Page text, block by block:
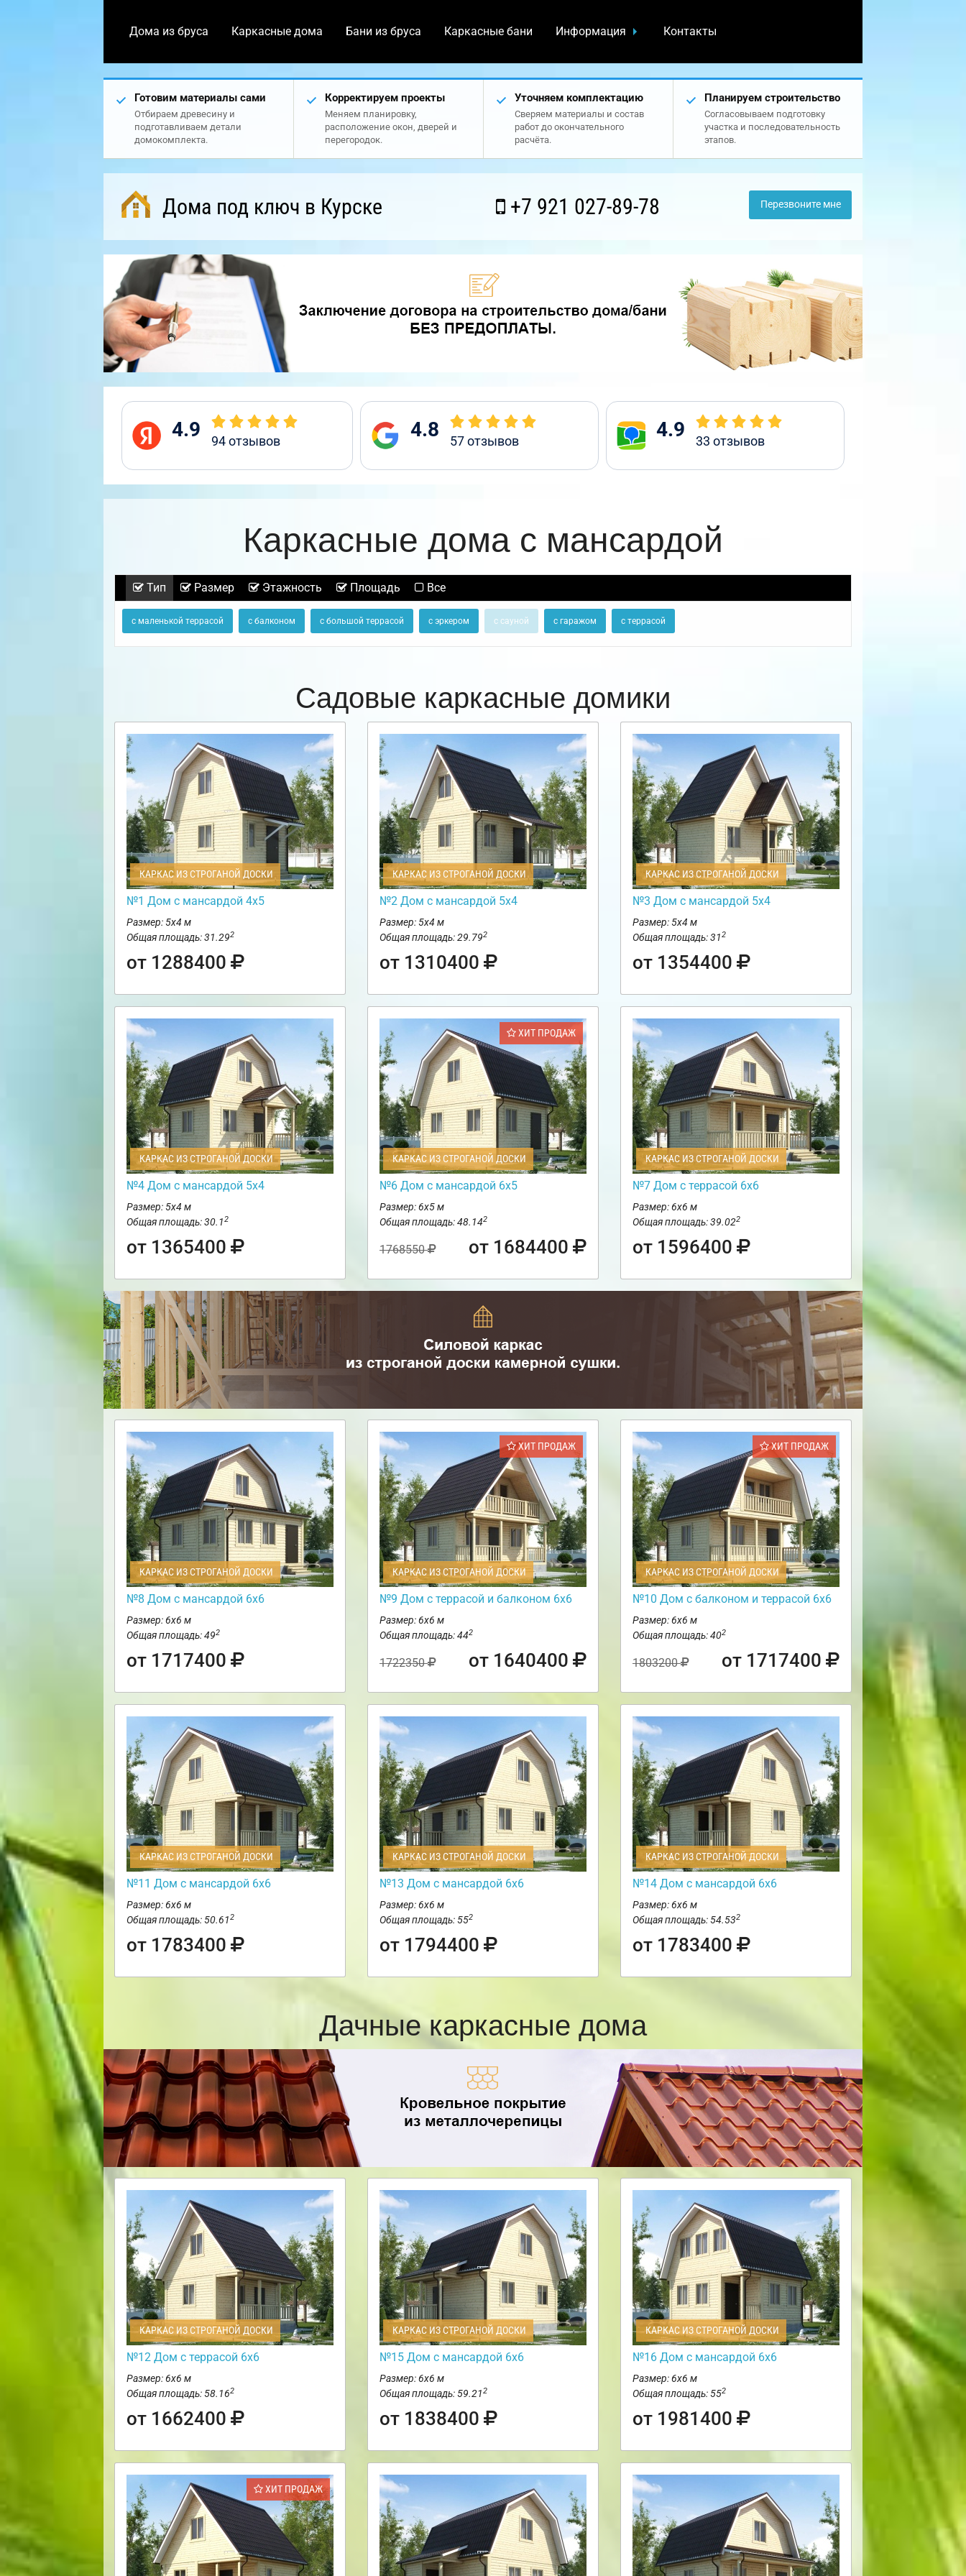
Дома из бруса Каркасные дома Бани из бруса Каркасные бани Информация Контакты
Готовим материалы сами
Отбираем древесину и
подготавливаем детали
домокомплекта.
Корректируем проекты
Меняем планировку,
расположение окон, дверей и
перегородок.
Уточняем комплектацию
Сверяем материалы и состав
работ до окончательного
расчёта.
Планируем строительство
Согласовываем подготовку
участка и последовательность
этапов.
Дома под ключ в Курске +7 921 027-89-78 Перезвоните мне
4.9 94отзывов 4.8 57отзывов 4.9 33 отзывов
Каркасные дома с мансардой
Тип Размер Этажность Площадь Все
с маленькой террасой с балконом с большой террасой с эркером с сауной с гаражом с террасой
Садовые каркасные домики
КАРКАС ИЗ СТРОГАНОЙ ДОСКИ
№1 Дом с мансардой 4х5
Размер: 5х4 м
Общая площадь: 31.292
от 1288400
КАРКАС ИЗ СТРОГАНОЙ ДОСКИ
№2 Дом с мансардой 5х4
Размер: 5х4 м
Общая площадь: 29.792
от 1310400
КАРКАС ИЗ СТРОГАНОЙ ДОСКИ
№3 Дом с мансардой 5х4
Размер: 5х4 м
Общая площадь: 312
от 1354400
КАРКАС ИЗ СТРОГАНОЙ ДОСКИ
№4 Дом с мансардой 5х4
Размер: 5х4 м
Общая площадь: 30.12
от 1365400
ХИТ ПРОДАЖ
КАРКАС ИЗ СТРОГАНОЙ ДОСКИ
№6 Дом с мансардой 6х5
Размер: 6х5 м
Общая площадь: 48.142
1768550 от 1684400
КАРКАС ИЗ СТРОГАНОЙ ДОСКИ
№7 Дом с террасой 6х6
Размер: 6х6 м
Общая площадь: 39.022
от 1596400
КАРКАС ИЗ СТРОГАНОЙ ДОСКИ
№8 Дом с мансардой 6х6
Размер: 6х6 м
Общая площадь: 492
от 1717400
ХИТ ПРОДАЖ
КАРКАС ИЗ СТРОГАНОЙ ДОСКИ
№9 Дом с террасой и балконом 6х6
Размер: 6х6 м
Общая площадь: 442
1722350 от 1640400
ХИТ ПРОДАЖ
КАРКАС ИЗ СТРОГАНОЙ ДОСКИ
№10 Дом с балконом и террасой 6х6
Размер: 6х6 м
Общая площадь: 402
1803200 от 1717400
КАРКАС ИЗ СТРОГАНОЙ ДОСКИ
№11 Дом с мансардой 6х6
Размер: 6х6 м
Общая площадь: 50.612
от 1783400
КАРКАС ИЗ СТРОГАНОЙ ДОСКИ
№13 Дом с мансардой 6х6
Размер: 6х6 м
Общая площадь: 552
от 1794400
КАРКАС ИЗ СТРОГАНОЙ ДОСКИ
№14 Дом с мансардой 6х6
Размер: 6х6 м
Общая площадь: 54.532
от 1783400
Дачные каркасные дома
КАРКАС ИЗ СТРОГАНОЙ ДОСКИ
№12 Дом с террасой 6х6
Размер: 6х6 м
Общая площадь: 58.162
от 1662400
КАРКАС ИЗ СТРОГАНОЙ ДОСКИ
№15 Дом с мансардой 6х6
Размер: 6х6 м
Общая площадь: 59.212
от 1838400
КАРКАС ИЗ СТРОГАНОЙ ДОСКИ
№16 Дом с мансардой 6х6
Размер: 6х6 м
Общая площадь: 552
от 1981400
ХИТ ПРОДАЖ